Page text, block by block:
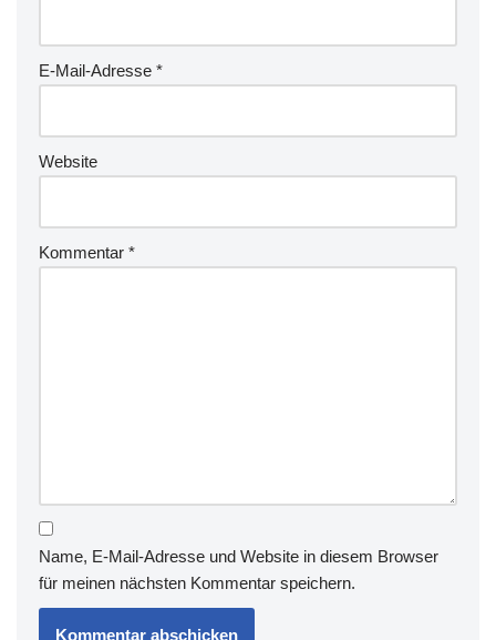
E-Mail-Adresse *
Website
Kommentar *
Name, E-Mail-Adresse und Website in diesem Browser
für meinen nächsten Kommentar speichern.